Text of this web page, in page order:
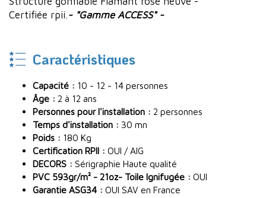
Certifiée rpii.- "Gamme ACCESS" -
Caractéristiques
Capacité : 10 - 12 - 14 personnes
Âge : 2 à 12 ans
Personnes pour l'installation : 2 personnes
Temps d'installation : 30 mn
Poids : 180 Kg
Certification RPII : OUI / AIG
DECORS : Sérigraphie Haute qualité
PVC 593gr/m² - 21oz- Toile Ignifugée : OUI
Garantie ASG34 : OUI SAV en France